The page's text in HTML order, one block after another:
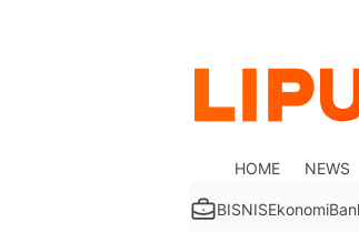
HOME NEWS
BISNISEkonomi